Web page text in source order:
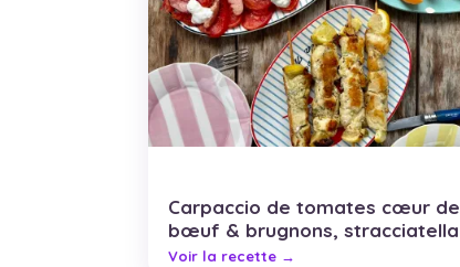
Carpaccio de tomates cœur de
bœuf & brugnons, stracciatella